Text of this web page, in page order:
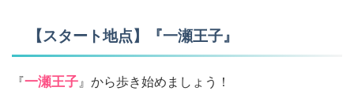
【スタート地点】『一瀬王子』
『一瀬王子』から歩き始めましょう！